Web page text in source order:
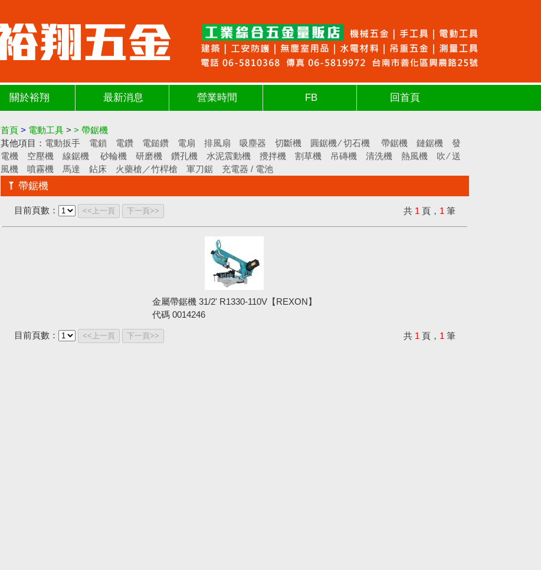
關於裕翔 最新消息 營業時間 FB 回首頁
首頁 > 電動工具 > > 帶鋸機
其他項目： 電動扳手 電鎖 電鑽 電鎚鑽 電扇 排風扇 吸塵器 切斷機 圓鋸機 ∕ 切石機 帶鋸機 鏈鋸機
發
電機
空壓機 線鋸機 砂輪機 研磨機 鑽孔機 水泥震動機 攪拌機 割草機 吊磚機 清洗機 熱風機
吹 ∕ 送
風機
噴霧機 馬達 鉆床 火藥槍／竹桿槍 軍刀鋸 充電器 / 電池
帶鋸機
目前頁數： <<上一頁 下一頁>> 共 1 頁， 1 筆
金屬帶鋸機 31/2' R1330-110V【REXON】
代碼 0014246
目前頁數： <<上一頁 下一頁>> 共 1 頁， 1 筆